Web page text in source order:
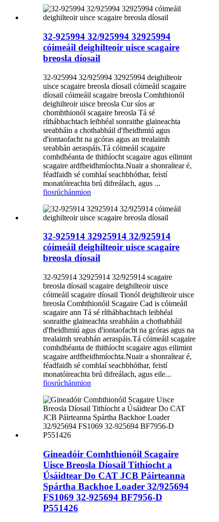
32-925994 32/925994 32925994
cóimeáil deighilteoir uisce scagaire
breosla díosail
32-925994 32/925994 32925994 deighilteoir
uisce scagaire breosla díosail cóimeáil scagaire
díosail cóimeáil scagaire breosla Comhthionól
deighilteoir uisce breosla Cur síos ar
chomhthionól scagaire breosla Tá sé
ríthábhachtach leibhéal sonraithe glaineachta
sreabháin a chothabháil d'fheidhmiú agus
d'iontaofacht na gcóras agus an trealaimh
sreabhán aeraspáis.Tá cóimeáil scagaire
comhdhéanta de thithíocht scagaire agus eilimint
scagaire ardfheidhmíochta.Nuair a shonraítear é,
féadfaidh sé comhlaí seachbhóthar, feistí
monatóireachta brú difreálach, agus ...
fiosrúchánmion
32-925914 32925914 32/925914
cóimeáil deighilteoir uisce scagaire
breosla díosail
32-925914 32925914 32/925914 scagaire
breosla díosail scagaire deighilteoir uisce
cóimeáil scagaire díosail Tionól deighilteoir uisce
breosla Comhthionóil Scagaire Cad is cóimeáil
scagaire ann Tá sé ríthábhachtach leibhéal
sonraithe glaineachta sreabháin a chothabháil
d'fheidhmiú agus d'iontaofacht na gcóras agus na
trealaimh sreabhán aeraspáis.Tá cóimeáil scagaire
comhdhéanta de thithíocht scagaire agus eilimint
scagaire ardfheidhmíochta.Nuair a shonraítear é,
féadfaidh sé comhlaí seachbhóthar, feistí
monatóireachta brú difreálach, agus eile...
fiosrúchánmion
Gineadóir Comhthionóil Scagaire
Uisce Breosla Díosail Tithíocht a
Úsáidtear Do CAT JCB Páirteanna
Spártha Backhoe Loader 32/925694
FS1069 32-925694 BF7956-D
P551426